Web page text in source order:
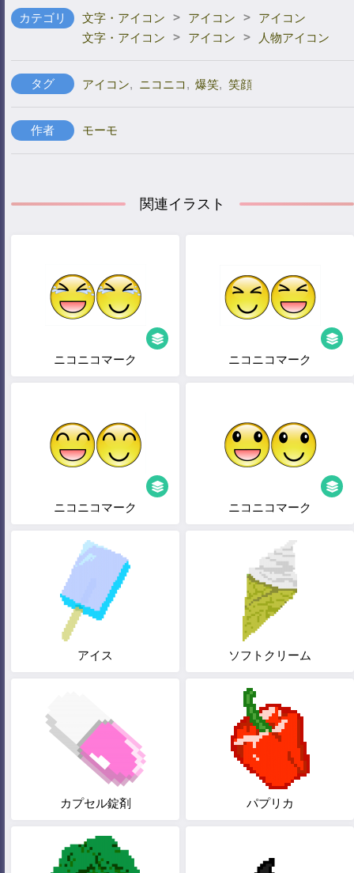
カテゴリ 文字・アイコン > アイコン >
アイコン
文字・アイコン
> アイコン > 人物アイコン
タグ アイコン, ニコニコ , 爆笑, 笑顔
作者 モーモ
関連イラスト
ニコニコマーク ニコニコマーク
ニコニコマーク ニコニコマーク
アイス ソフトクリーム
カプセル錠剤 パプリカ